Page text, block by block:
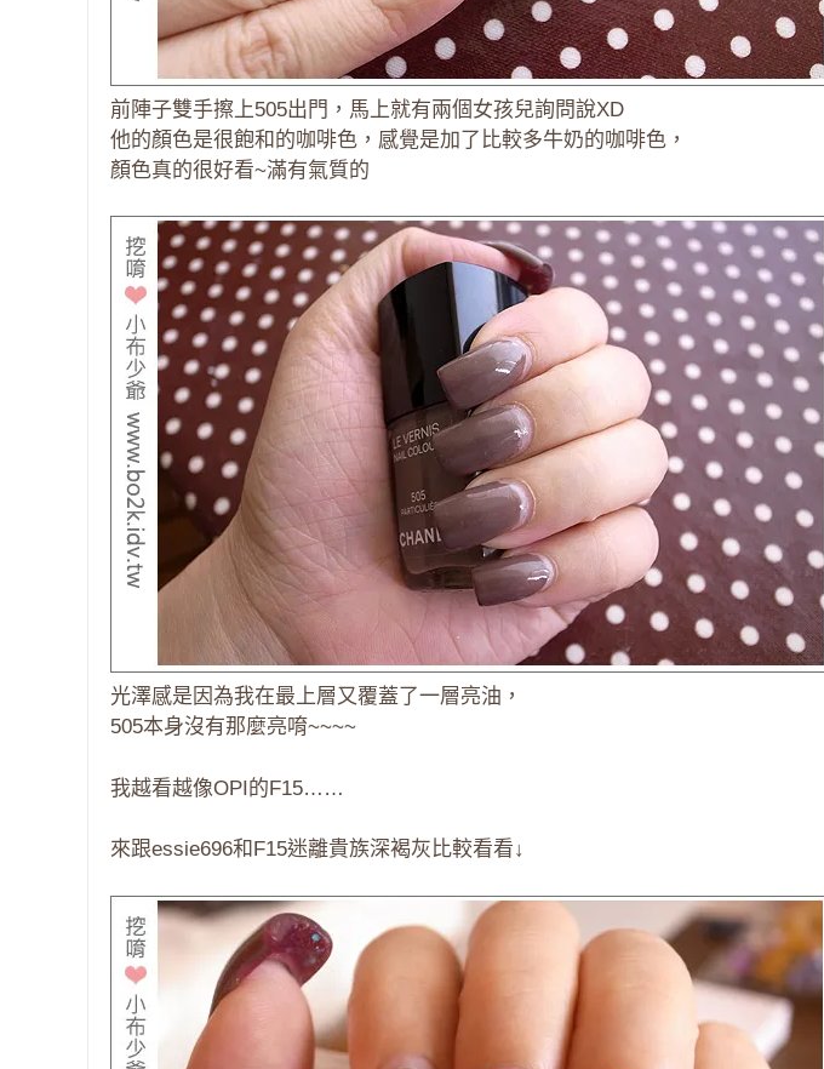
前陣子雙手擦上505出門，馬上就有兩個女孩兒詢問說XD
他的顏色是很飽和的咖啡色，感覺是加了比較多牛奶的咖啡色，
顏色真的很好看~滿有氣質的
光澤感是因為我在最上層又覆蓋了一層亮油，
505本身沒有那麼亮唷~~~~
我越看越像OPI的F15……
來跟essie696和F15迷離貴族深褐灰比較看看↓